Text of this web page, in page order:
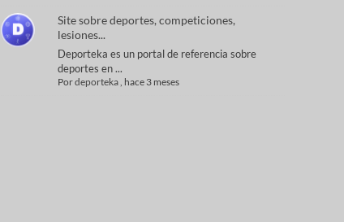
Site sobre deportes, competiciones,
lesiones...
Deporteka es un portal de referencia sobre
deportes en ...
Pordeporteka, hace 3 meses